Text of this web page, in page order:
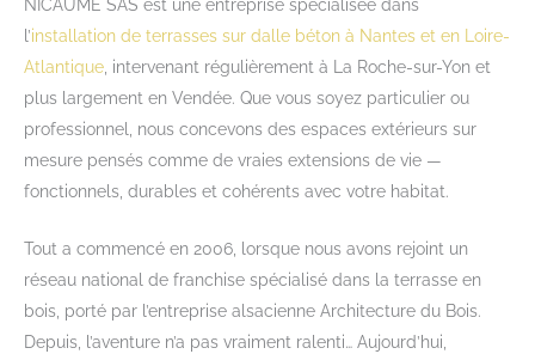
NICAUME SAS est une entreprise spécialisée dans
l’installation de terrasses sur dalle béton à Nantes et en Loire-
Atlantique , intervenant régulièrement à La Roche-sur-Yon et
plus largement en Vendée. Que vous soyez particulier ou
professionnel, nous concevons des espaces extérieurs sur
mesure pensés comme de vraies extensions de vie —
fonctionnels, durables et cohérents avec votre habitat.
Tout a commencé en 2006, lorsque nous avons rejoint un
réseau national de franchise spécialisé dans la terrasse en
bois, porté par l’entreprise alsacienne Architecture du Bois.
Depuis, l’aventure n’a pas vraiment ralenti… Aujourd’hui,